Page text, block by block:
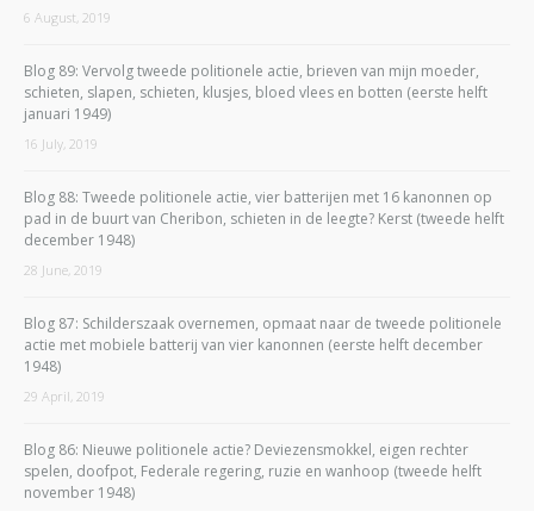
6 August, 2019
Blog 89: Vervolg tweede politionele actie, brieven van mijn moeder,
schieten, slapen, schieten, klusjes, bloed vlees en botten (eerste helft
januari 1949)
16 July, 2019
Blog 88: Tweede politionele actie, vier batterijen met 16 kanonnen op
pad in de buurt van Cheribon, schieten in de leegte? Kerst (tweede helft
december 1948)
28 June, 2019
Blog 87: Schilderszaak overnemen, opmaat naar de tweede politionele
actie met mobiele batterij van vier kanonnen (eerste helft december
1948)
29 April, 2019
Blog 86: Nieuwe politionele actie? Deviezensmokkel, eigen rechter
spelen, doofpot, Federale regering, ruzie en wanhoop (tweede helft
november 1948)